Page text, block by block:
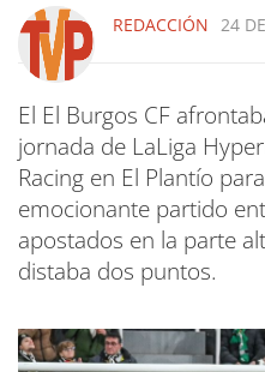
REDACCIÓN 24
El El Burgos CF
jornada de LaLiga
Racing en El Plantío
emocionante partido
apostados en la parte
distaba dos puntos.